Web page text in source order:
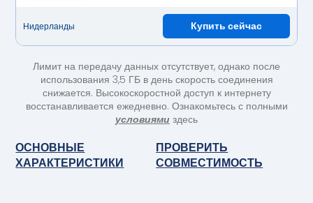
Нидерланды Купить сейчас
Лимит на передачу данных отсутствует, однако после
использования 3,5 ГБ в день скорость соединения
снижается. Высокоскоростной доступ к интернету
восстанавливается ежедневно. Ознакомьтесь с полными
условиями здесь
ОСНОВНЫЕ
ХАРАКТЕРИСТИКИ
ПРОВЕРИТЬ
СОВМЕСТИМОСТЬ